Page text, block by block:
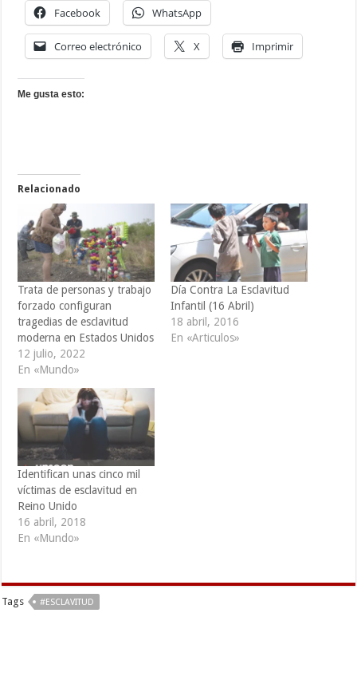
Facebook WhatsApp
Correo electrónico X Imprimir
Me gusta esto:
Relacionado
Trata de personas y trabajo
forzado configuran
tragedias de esclavitud
moderna en Estados Unidos
12 julio, 2022
En «Mundo»
Día Contra La Esclavitud
Infantil (16 Abril)
18 abril, 2016
En «Articulos»
Identifican unas cinco mil
víctimas de esclavitud en
Reino Unido
16 abril, 2018
En «Mundo»
Tags #ESCLAVITUD